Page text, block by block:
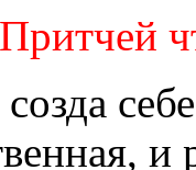
Притчей